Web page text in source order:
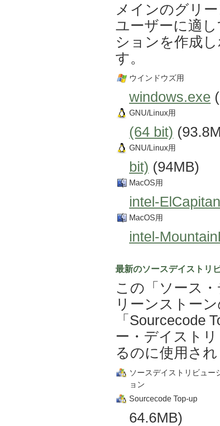
メインのグリ
ユーザーに適
ションを作成
す。
ウインドウズ用
windows.exe
GNU/Linux用
(64 bit)
GNU/Linux用
bit) (94MB)
MacOS用
intel-
MacOS用
intel-
最新のソースデイストリ
この「ソース
リーンストー
「Sourcecode
ー・デイスト
るのに使用さ
ソースデイストリビュー
ョン
Sourcecode Top-up
64.6MB)